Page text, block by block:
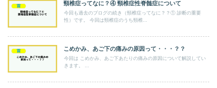
首 頸椎症ってなに？④ 頸椎症性脊髄症について
今回も過去のブログの続き（頸椎症ってなに？？① 診断の重要
性）です。 今回は頸椎症のうち頸椎...
首 こめかみ、あご下の痛みの原因って・・・？？
今回は こめかみ、あご下あたりの痛みの原因について解説してい
きます。 ...